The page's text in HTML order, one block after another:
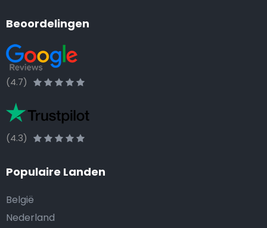
Beoordelingen
(4.7)
(4.3)
Populaire Landen
België
Nederland